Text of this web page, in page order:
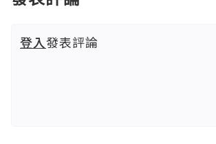
登入發表評論